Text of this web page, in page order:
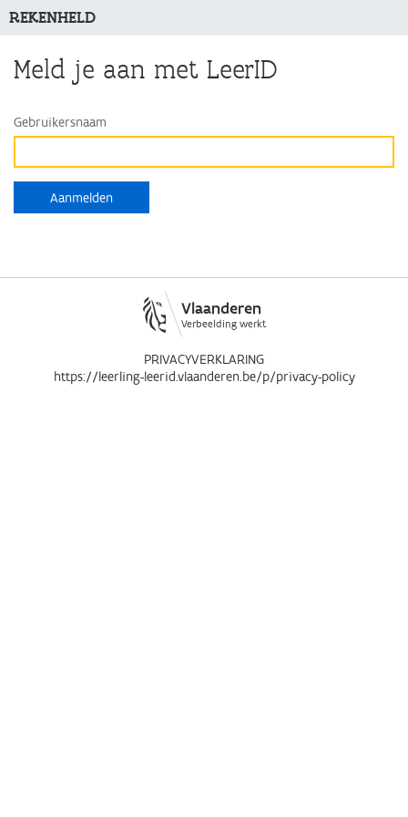
REKENHELD
Meld je aan met LeerID
Gebruikersnaam
Vlaanderen
Verbeelding werkt
PRIVACYVERKLARING
https://leerling-leerid.vlaanderen.be/p/privacy-policy